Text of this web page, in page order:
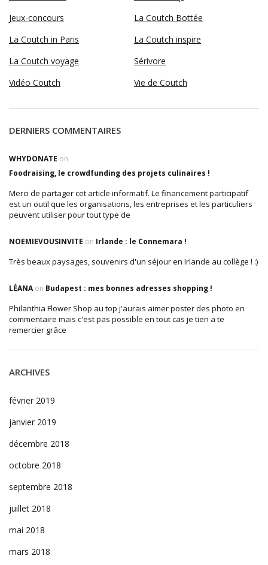
Jeux-concours
La Coutch Bottée
La Coutch in Paris
La Coutch inspire
La Coutch voyage
Sérivore
Vidéo Coutch
Vie de Coutch
DERNIERS COMMENTAIRES
WHYDONATE on
Foodraising, le crowdfunding des projets culinaires !
Merci de partager cet article informatif. Le financement participatif
est un outil que les organisations, les entreprises et les particuliers
peuvent utiliser pour tout type de
NOEMIEVOUSINVITE on Irlande : le Connemara !
Très beaux paysages, souvenirs d'un séjour en Irlande au collège ! :)
LÉANAon Budapest : mes bonnes adresses shopping !
Philanthia Flower Shop au top j'aurais aimer poster des photo en
commentaire mais c'est pas possible en tout cas je tien a te
remercier grâce
ARCHIVES
février 2019
janvier 2019
décembre 2018
octobre 2018
septembre 2018
juillet 2018
mai 2018
mars 2018